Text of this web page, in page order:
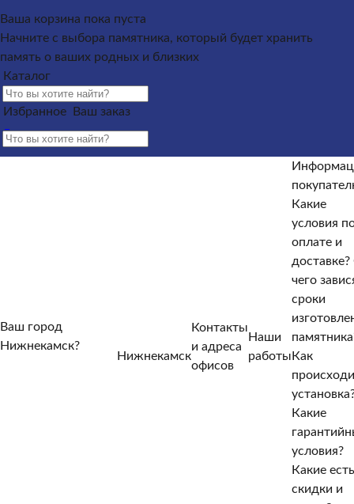
Памятники из гранитаПамятники из мрамора
Оформление гранитных памятников
кресты
лавочкиЩебень на могилу
Контакты и адреса офисов
покупателю Информация покупателю
оплате и доставке?От чего зависят сроки изготовления
Какие есть скидки и акции?
От чего зависят
Какие есть
скидки и акции?
Ваша корзина пока пуста
Начните с выбора памятника, который будет хранить
память о ваших родных и близких
Каталог
Избранное Ваш заказ
Ваш город
Нижнекамск?
Нижнекамск
Контакты
и адреса
офисов
Наши
работы
Какие
условия
оплате и
доставке?
чего
сроки
Как
Какие
условия?
Какие есть
скидки и